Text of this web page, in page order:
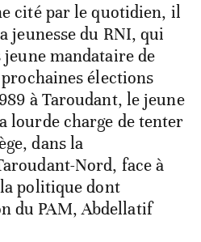
cité par le quotidien, il
jeunesse du RNI, qui
mandataire de
élections
à Taroudant, le jeune
lourde charge de tenter
dans la
Nord, face à
politique dont
du PAM, Abdellatif